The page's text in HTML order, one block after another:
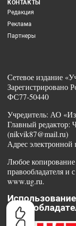
КОНТАКТЫ
Редакция
Реклама
Партнеры
Сетевое издание
Зарегистрировано
ФС77-50440
Учредитель: АО
Главный
(nikvik87@mail.ru)
Адрес
Любое копирование
правообладателя и
www.ug.ru.